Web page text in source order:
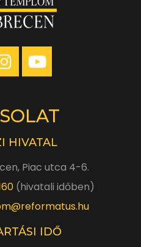
HIVATAL
Piac utca 4-6.
(hivatali időben)
IDŐ